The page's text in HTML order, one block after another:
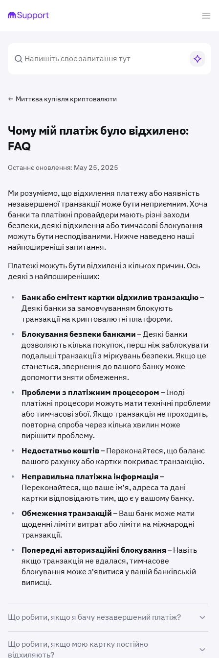
Миттєва купівля криптовалюти
Чому мій платіж було відхилено:
FAQ
Останнє оновлення: May 25, 2025
Ми розуміємо, що відхилення платежу або наявність
незавершеної транзакції може бути неприємним. Хоча
банки та платіжні провайдери мають різні заходи
безпеки, деякі відхилення або тимчасові блокування
можуть бути несподіваними. Нижче наведено наші
найпоширеніші запитання.
Платежі можуть бути відхилені з кількох причин. Ось
деякі з найпоширеніших:
• Банк або емітент картки відхилив транзакцію–
Деякі банки за замовчуванням блокують
транзакції на криптовалютні платформи.
• Блокування безпеки банками– Деякі банки
дозволяють кілька покупок, перш ніж заблокувати
подальші транзакції з міркувань безпеки. Якщо це
станеться, звернення до вашого банку може
допомогти зняти обмеження.
• Проблеми з платіжним процесором– Іноді
платіжні процесори можуть мати технічні проблеми
або тимчасові збої. Якщо транзакція не проходить,
повторна спроба через кілька хвилин може
вирішити проблему.
• Недостатньо коштів– Переконайтеся, що баланс
вашого рахунку або картки покриває транзакцію.
• Неправильна платіжна інформація–
Переконайтеся, що ваше ім'я, адреса та дані
картки відповідають тим, що є у вашому банку.
• Обмеження транзакцій– Ваш банк може мати
щоденні ліміти витрат або ліміти на міжнародні
транзакції.
• Попередні авторизаційні блокування– Навіть
якщо транзакція не вдалася, тимчасове
блокування може з'явитися у вашій банківській
виписці.
Що робити, якщо я бачу незавершений платіж?
Якщо транзакція не вдається, але платіж
відображається як незавершений, це попереднє
Що робити, якщо мою картку постійно
відхиляють?